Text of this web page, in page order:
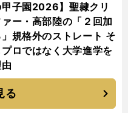
甲子園2026】聖隷クリ
ー・高部陸の「２回加
規格外のストレート そ
ロではなく大学進学を
る